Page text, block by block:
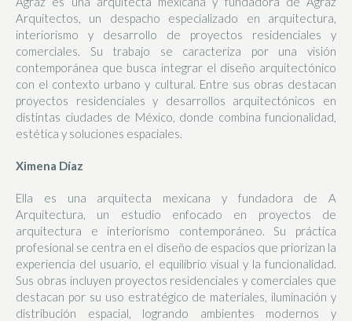
Arquitectos, un despacho especializado en arquitectura,
interiorismo y desarrollo de proyectos residenciales y
comerciales. Su trabajo se caracteriza por una visión
contemporánea que busca integrar el diseño arquitectónico
con el contexto urbano y cultural. Entre sus obras destacan
proyectos residenciales y desarrollos arquitectónicos en
distintas ciudades de México, donde combina funcionalidad,
estética y soluciones espaciales.
Ximena Díaz
Ella es una arquitecta mexicana y fundadora de A
Arquitectura, un estudio enfocado en proyectos de
arquitectura e interiorismo contemporáneo. Su práctica
profesional se centra en el diseño de espacios que priorizan la
experiencia del usuario, el equilibrio visual y la funcionalidad.
Sus obras incluyen proyectos residenciales y comerciales que
destacan por su uso estratégico de materiales, iluminación y
distribución espacial, logrando ambientes modernos y